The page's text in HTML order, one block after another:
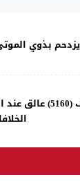
بذوي
تظلمات الأنبار: ملف